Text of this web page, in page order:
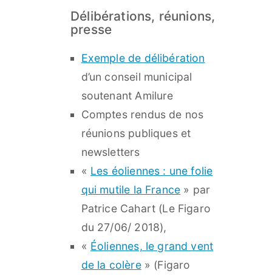
​Délibérations, réunions,
presse
Exemple de délibération
d’un conseil municipal
soutenant Amilure
Comptes rendus de nos
réunions publiques et
newsletters
« Les éoliennes : une folie
qui mutile la France » par
Patrice Cahart (Le Figaro
du 27/06/ 2018),
« Éoliennes, le grand vent
de la colère» (Figaro